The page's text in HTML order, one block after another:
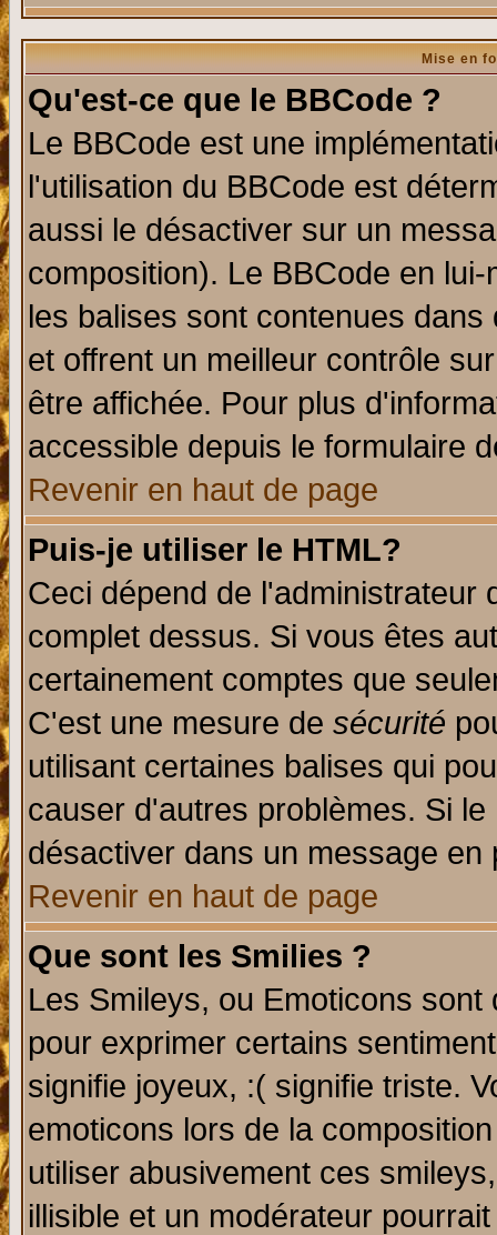
Mise en
Qu'est-ce que le BBCode ?
Le BBCode est une
l'utilisation du BBCode est
aussi le désactiver sur un
composition). Le BBCode en
les balises sont contenues
et offrent un meilleur contrôle
être affichée. Pour plus
accessible depuis le formulaire
Revenir en haut de page
Puis-je utiliser le HTML?
Ceci dépend de l'administrateur
complet dessus. Si vous êtes
certainement comptes que
C'est une mesure de sécurité
utilisant certaines balises qui
causer d'autres problèmes. Si
désactiver dans un message
Revenir en haut de page
Que sont les Smilies ?
Les Smileys, ou Emoticons
pour exprimer certains
signifie joyeux, :( signifie triste.
emoticons lors de la
utiliser abusivement ces
illisible et un modérateur